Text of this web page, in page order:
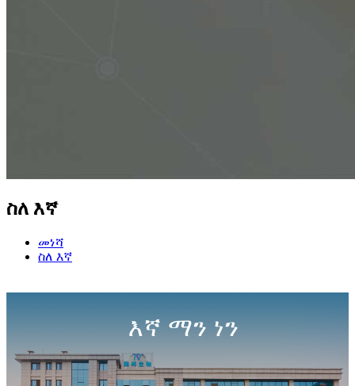
ስለ እኛ
መነሻ
ስለ እኛ
እኛ ማን ነን